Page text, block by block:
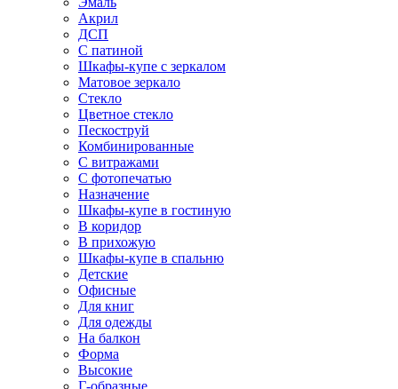
Акрил
ДСП
С патиной
Шкафы-купе с зеркалом
Матовое зеркало
Стекло
Цветное стекло
Пескоструй
Комбинированные
С витражами
С фотопечатью
Назначение
Шкафы-купе в гостиную
В коридор
В прихожую
Шкафы-купе в спальню
Детские
Офисные
Для книг
Для одежды
На балкон
Форма
Высокие
Г-образные